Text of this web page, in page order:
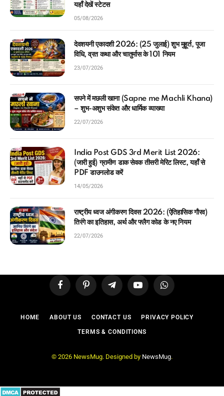
यहाँ देखें स्टेटस
05/08/2026
देवशयनी एकादशी 2026: (25 जुलाई) शुभ मुहूर्त, पूजा
विधि, व्रत कथा और चातुर्मास के 101 नियम
23/07/2026
सपने में मछली खाना (Sapne me Machli Khana)
– शुभ-अशुभ संकेत और धार्मिक व्याख्या
22/07/2026
India Post GDS 3rd Merit List 2026:
(जारी हुई) ग्रामीण डाक सेवक तीसरी मेरिट लिस्ट, यहाँ से
PDF डाउनलोड करें
14/05/2026
राष्ट्रीय ध्वज अंगीकरण दिवस 2026: (ऐतिहासिक गौरव)
तिरंगे का इतिहास, अर्थ और फ्लैग कोड के नए नियम
22/07/2026
FacebookPinterest TelegramYouTubeWhatsApp
HOME ABOUT US CONTACT US PRIVACY POLICY
TERMS & CONDITIONS
© 2026 NewsMug. Designed by NewsMug.